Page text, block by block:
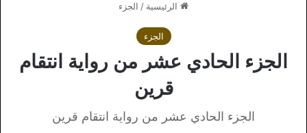
الرئيسية / الجزء
الجزء
الجزء الحادي عشر من رواية انتقام
قرين
الجزء الحادي عشر من رواية انتقام قرين